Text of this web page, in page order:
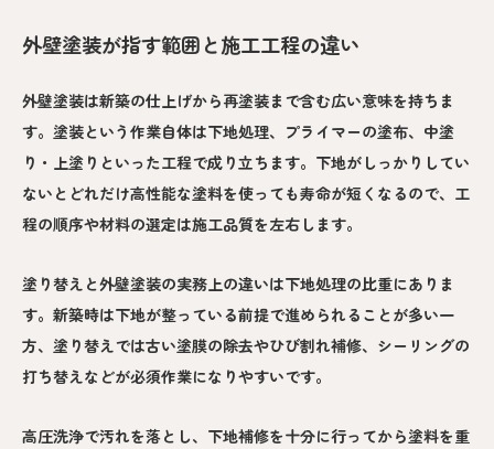
外壁塗装が指す範囲と施工工程の違い
外壁塗装は新築の仕上げから再塗装まで含む広い意味を持ちま
す。塗装という作業自体は下地処理、プライマーの塗布、中塗
り・上塗りといった工程で成り立ちます。下地がしっかりしてい
ないとどれだけ高性能な塗料を使っても寿命が短くなるので、工
程の順序や材料の選定は施工品質を左右します。
塗り替えと外壁塗装の実務上の違いは下地処理の比重にありま
す。新築時は下地が整っている前提で進められることが多い一
方、塗り替えでは古い塗膜の除去やひび割れ補修、シーリングの
打ち替えなどが必須作業になりやすいです。
高圧洗浄で汚れを落とし、下地補修を十分に行ってから塗料を重